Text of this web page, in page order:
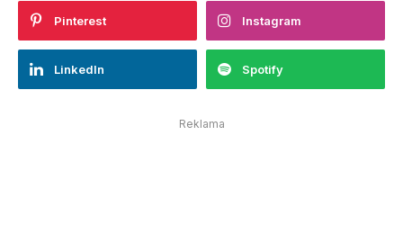
Pinterest Instagram
LinkedIn Spotify
Reklama